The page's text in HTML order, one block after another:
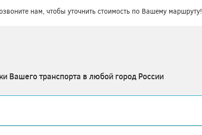
нам, чтобы уточнить стоимость по Вашему маршруту!
Вашего транспорта в любой город России